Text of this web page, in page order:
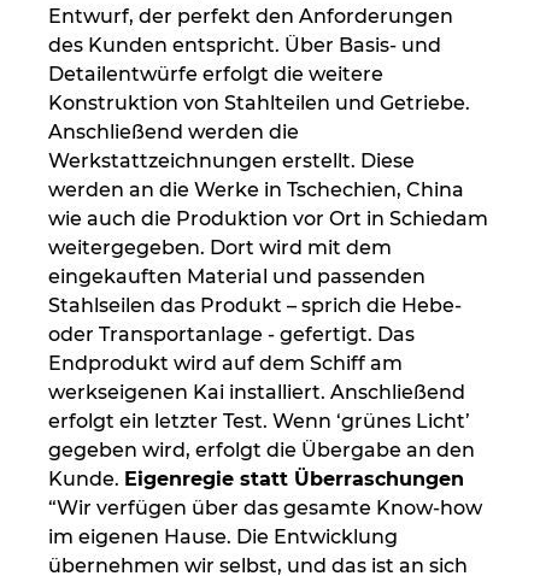
Entwurf, der perfekt den Anforderungen
des Kunden entspricht. Über Basis- und
Detailentwürfe erfolgt die weitere
Konstruktion von Stahlteilen und Getriebe.
Anschließend werden die
Werkstattzeichnungen erstellt. Diese
werden an die Werke in Tschechien, China
wie auch die Produktion vor Ort in Schiedam
weitergegeben. Dort wird mit dem
eingekauften Material und passenden
Stahlseilen das Produkt – sprich die Hebe-
oder Transportanlage - gefertigt. Das
Endprodukt wird auf dem Schiff am
werkseigenen Kai installiert. Anschließend
erfolgt ein letzter Test. Wenn ‘grünes Licht’
gegeben wird, erfolgt die Übergabe an den
Kunde. Eigenregie statt Überraschungen
“Wir verfügen über das gesamte Know-how
im eigenen Hause. Die Entwicklung
übernehmen wir selbst, und das ist an sich
Schweden
Schweiz
Serbien
Singapur
Slowakei
Slowenien
Spanien
Südafrika
Südkorea